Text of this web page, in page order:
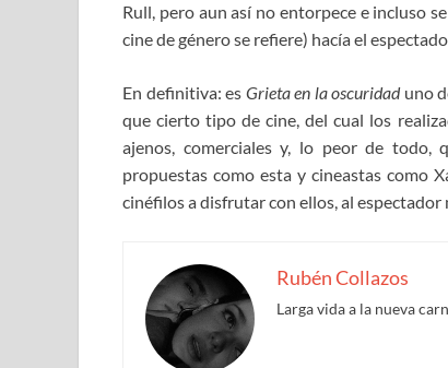
Rull, pero aun así no entorpece e incluso
cine de género se refiere) hacía el
En definitiva: es Grieta en la oscuridaduno
que cierto tipo de cine, del cual los
ajenos, comerciales y, lo peor de todo,
propuestas como esta y cineastas como
cinéfilos a disfrutar con ellos, al
Rubén Collazos
Larga vida a la nueva